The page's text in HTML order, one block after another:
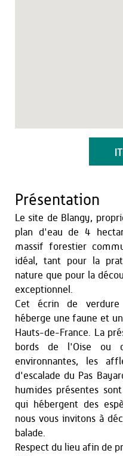
Présentation
Le site de Blangy,
plan d'eau de 4
massif forestier
idéal, tant pour la
nature que pour la
exceptionnel.
Cet écrin de verdure
héberge une faune et
Hauts-de-France. La
bords de l'Oise ou
environnantes, les
d'escalade du Pas
humides présentes
qui hébergent des
nous vous invitons à
balade.
Respect du lieu afin de